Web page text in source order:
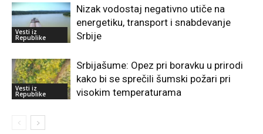
Vesti iz
Republike
Nizak vodostaj negativno utiče na
energetiku, transport i snabdevanje
Srbije
Vesti iz
Republike
Srbijašume: Opez pri boravku u prirodi
kako bi se sprečili šumski požari pri
visokim temperaturama